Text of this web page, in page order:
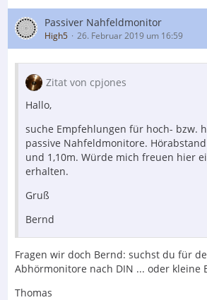
Passiver Nahfeldmonitor
High5 26. Februar 2019 um 16:59
Zitat von cpjones
Hallo,
suche Empfehlungen für hoch- bzw.
passive Nahfeldmonitore.
und 1,10m. Würde mich freuen hier
erhalten.
Gruß
Bernd
Fragen wir doch Bernd: suchst du für
Abhörmonitore nach DIN ... oder kleine
Thomas